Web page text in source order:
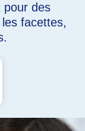
pour des
facettes,